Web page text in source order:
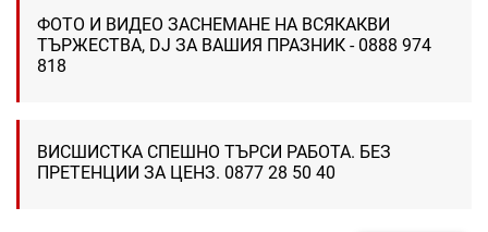
ФОТО И ВИДЕО ЗАСНЕМАНЕ НА ВСЯКАКВИ
ТЪРЖЕСТВА, DJ ЗА ВАШИЯ ПРАЗНИК - 0888 974
818
ВИСШИСТКА СПЕШНО ТЪРСИ РАБОТА. БЕЗ
ПРЕТЕНЦИИ ЗА ЦЕНЗ. 0877 28 50 40